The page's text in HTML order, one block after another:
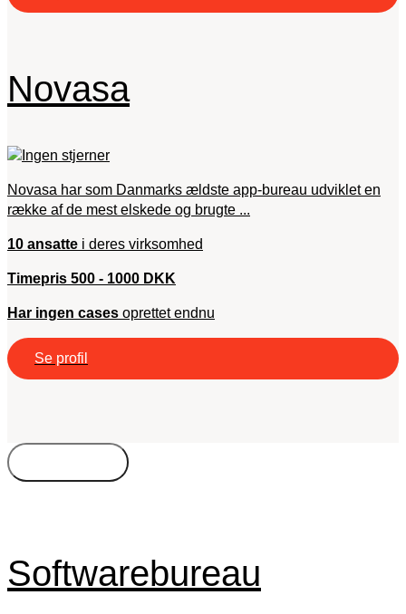
Novasa
Novasa har som Danmarks ældste app-bureau udviklet en
række af de mest elskede og brugte ...
10 ansatte i deres virksomhed
Timepris 500 - 1000 DKK
Har ingen cases oprettet endnu
Se profil
Softwarebureau